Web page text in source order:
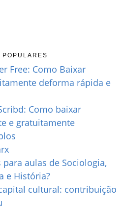
Free: Como Baixar
deforma rápida e
Como baixar
e gratuitamente
aulas de Sociologia,
e História?
cultural: contribuição